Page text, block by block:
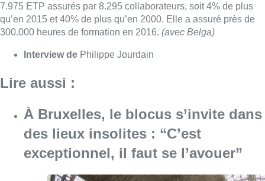
7.975 ETP assurés par 8.295 collaborateurs, soit 4% de plus
qu’en 2015 et 40% de plus qu’en 2000. Elle a assuré près de
300.000 heures de formation en 2016. (avec Belga)
Interview de Philippe Jourdain
Lire aussi :
À Bruxelles, le blocus s’invite dans
des lieux insolites : “C’est
exceptionnel, il faut se l’avouer”